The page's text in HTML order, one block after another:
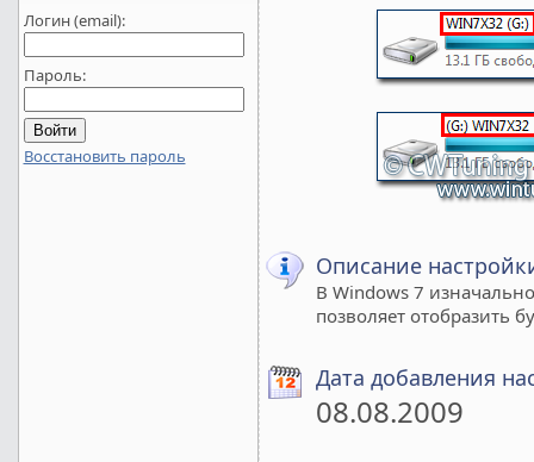
Логин (email):
Пароль:
Восстановить пароль
Описание
В Windows 7
позволяет отобразить
Дата добавления
08.08.2009